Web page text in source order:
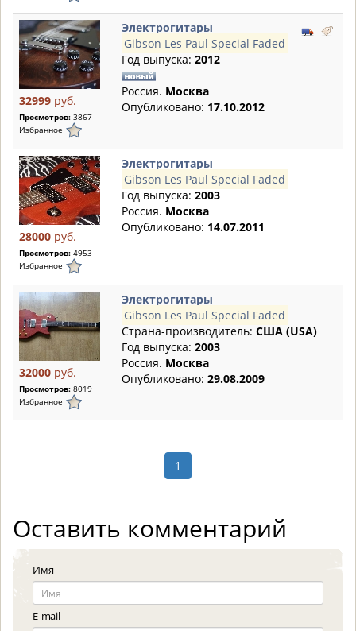
32999 руб.
Просмотров: 3867
Избранное
Электрогитары
Gibson Les Paul Special Faded
Год выпуска: 2012
Россия. Москва
Опубликовано: 17.10.2012
28000 руб.
Просмотров: 4953
Избранное
Электрогитары
Gibson Les Paul Special Faded
Год выпуска: 2003
Россия. Москва
Опубликовано: 14.07.2011
32000 руб.
Просмотров: 8019
Избранное
Электрогитары
Gibson Les Paul Special Faded
Страна-производитель: США (USA)
Год выпуска: 2003
Россия. Москва
Опубликовано: 29.08.2009
1
Оставить комментарий
Имя
E-mail